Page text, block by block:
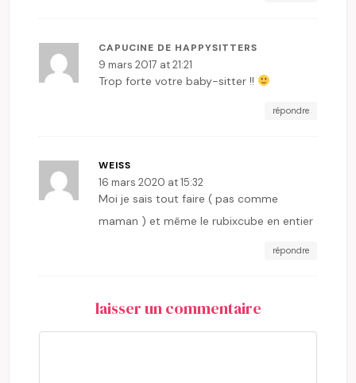
CAPUCINE DE HAPPYSITTERS
9 mars 2017 at 21:21
Trop forte votre baby-sitter !!
répondre
WEISS
16 mars 2020 at 15:32
Moi je sais tout faire ( pas comme
maman ) et même le rubixcube en entier
répondre
laisser un commentaire